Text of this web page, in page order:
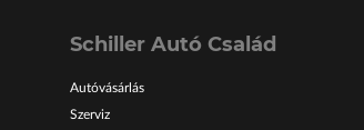
Schiller Autó Család
Autóvásárlás
Szerviz